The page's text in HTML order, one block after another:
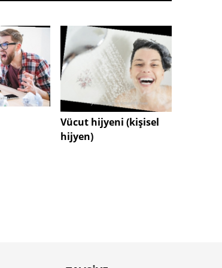
Vücut hijyeni (kişisel
hijyen)